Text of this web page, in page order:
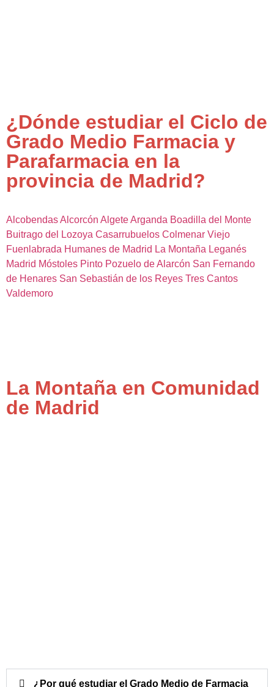
¿Dónde estudiar el Ciclo de
Grado Medio Farmacia y
Parafarmacia en la
provincia de Madrid?
AlcobendasAlcorcón AlgeteArganda Boadilla del Monte
Buitrago del Lozoya Casarrubuelos Colmenar Viejo
Fuenlabrada Humanes de Madrid La Montaña Leganés
Madrid Móstoles Pinto Pozuelo de Alarcón San Fernando
de Henares San Sebastián de los Reyes Tres Cantos
Valdemoro
La Montaña en Comunidad
de Madrid
¿Por qué estudiar el Grado Medio de Farmacia